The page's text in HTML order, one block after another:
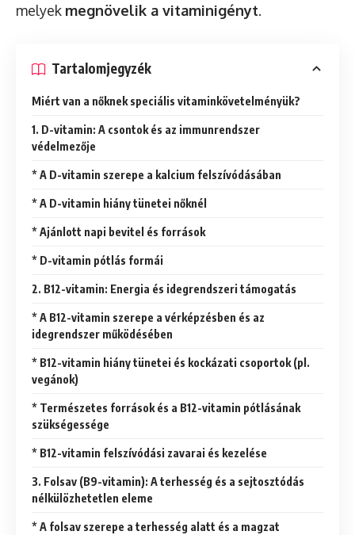
melyek megnövelik a vitaminigényt.
Tartalomjegyzék
Miért van a nőknek speciális vitaminkövetelményük?
1. D-vitamin: A csontok és az immunrendszer
védelmezője
* A D-vitamin szerepe a kalcium felszívódásában
* A D-vitamin hiány tünetei nőknél
* Ajánlott napi bevitel és források
* D-vitamin pótlás formái
2. B12-vitamin: Energia és idegrendszeri támogatás
* A B12-vitamin szerepe a vérképzésben és az
idegrendszer működésében
* B12-vitamin hiány tünetei és kockázati csoportok (pl.
vegánok)
* Természetes források és a B12-vitamin pótlásának
szükségessége
* B12-vitamin felszívódási zavarai és kezelése
3. Folsav (B9-vitamin): A terhesség és a sejtosztódás
nélkülözhetetlen eleme
* A folsav szerepe a terhesség alatt és a magzat